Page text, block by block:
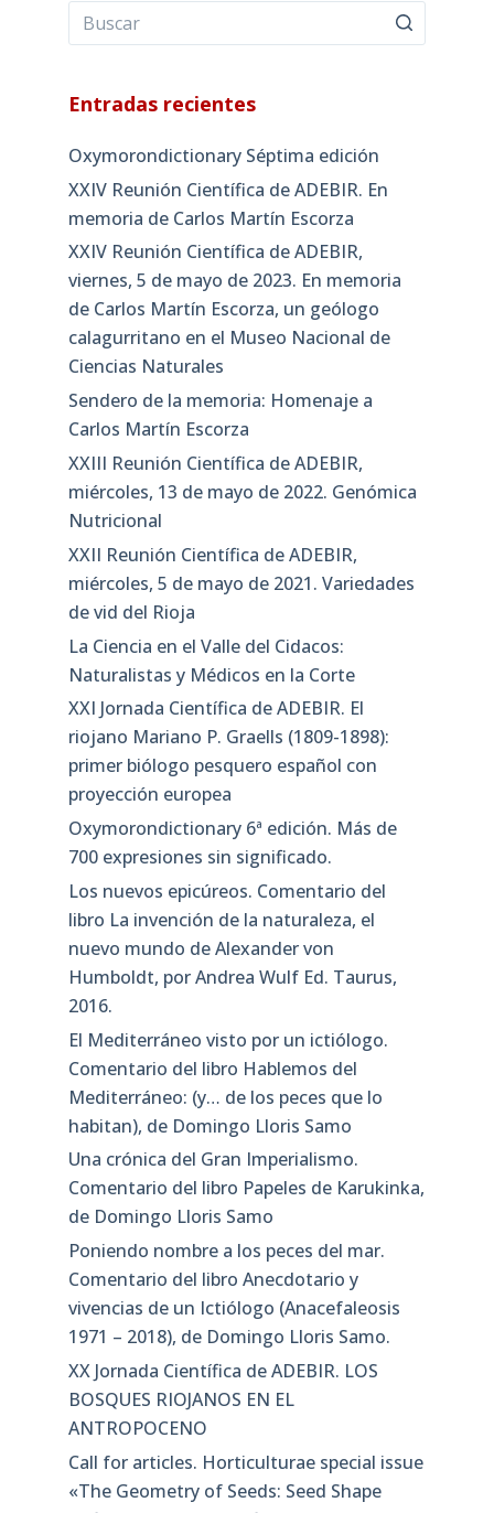
Entradas recientes
Oxymorondictionary Séptima edición
XXIV Reunión Científica de ADEBIR. En
memoria de Carlos Martín Escorza
XXIV Reunión Científica de ADEBIR,
viernes, 5 de mayo de 2023. En memoria
de Carlos Martín Escorza, un geólogo
calagurritano en el Museo Nacional de
Ciencias Naturales
Sendero de la memoria: Homenaje a
Carlos Martín Escorza
XXIII Reunión Científica de ADEBIR,
miércoles, 13 de mayo de 2022. Genómica
Nutricional
XXII Reunión Científica de ADEBIR,
miércoles, 5 de mayo de 2021. Variedades
de vid del Rioja
La Ciencia en el Valle del Cidacos:
Naturalistas y Médicos en la Corte
XXI Jornada Científica de ADEBIR. El
riojano Mariano P. Graells (1809-1898):
primer biólogo pesquero español con
proyección europea
Oxymorondictionary 6ª edición. Más de
700 expresiones sin significado.
Los nuevos epicúreos. Comentario del
libro La invención de la naturaleza, el
nuevo mundo de Alexander von
Humboldt, por Andrea Wulf Ed. Taurus,
2016.
El Mediterráneo visto por un ictiólogo.
Comentario del libro Hablemos del
Mediterráneo: (y… de los peces que lo
habitan), de Domingo Lloris Samo
Una crónica del Gran Imperialismo.
Comentario del libro Papeles de Karukinka,
de Domingo Lloris Samo
Poniendo nombre a los peces del mar.
Comentario del libro Anecdotario y
vivencias de un Ictiólogo (Anacefaleosis
1971 – 2018), de Domingo Lloris Samo.
XX Jornada Científica de ADEBIR. LOS
BOSQUES RIOJANOS EN EL
ANTROPOCENO
Call for articles. Horticulturae special issue
«The Geometry of Seeds: Seed Shape